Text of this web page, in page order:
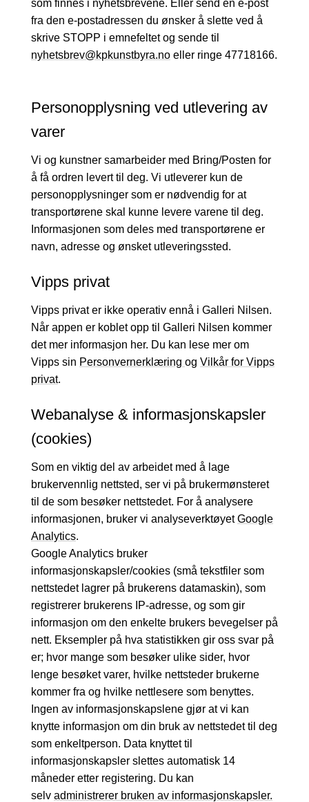
som finnes i nyhetsbrevene. Eller send en e-post
fra den e-postadressen du ønsker å slette ved å
skrive STOPP i emnefeltet og sende til
nyhetsbrev@kpkunstbyra.no eller ringe 47718166.
Personopplysning ved utlevering av
varer
Vi og kunstner samarbeider med Bring/Posten for
å få ordren levert til deg. Vi utleverer kun de
personopplysninger som er nødvendig for at
transportørene skal kunne levere varene til deg.
Informasjonen som deles med transportørene er
navn, adresse og ønsket utleveringssted.
Vipps privat
Vipps privat er ikke operativ ennå i Galleri Nilsen.
Når appen er koblet opp til Galleri Nilsen kommer
det mer informasjon her. Du kan lese mer om
Vipps sin Personvernerklæring og Vilkår for Vipps
privat.
Webanalyse & informasjonskapsler
(cookies)
Som en viktig del av arbeidet med å lage
brukervennlig nettsted, ser vi på brukermønsteret
til de som besøker nettstedet. For å analysere
informasjonen, bruker vi analyseverktøyetGoogle
Analytics.
Google Analytics bruker
informasjonskapsler/cookies (små tekstfiler som
nettstedet lagrer på brukerens datamaskin), som
registrerer brukerens IP-adresse, og som gir
informasjon om den enkelte brukers bevegelser på
nett. Eksempler på hva statistikken gir oss svar på
er; hvor mange som besøker ulike sider, hvor
lenge besøket varer, hvilke nettsteder brukerne
kommer fra og hvilke nettlesere som benyttes.
Ingen av informasjonskapslene gjør at vi kan
knytte informasjon om din bruk av nettstedet til deg
som enkeltperson. Data knyttet til
informasjonskapsler slettes automatisk 14
måneder etter registering. Du kan
selv administrerer bruken av informasjonskapsler.